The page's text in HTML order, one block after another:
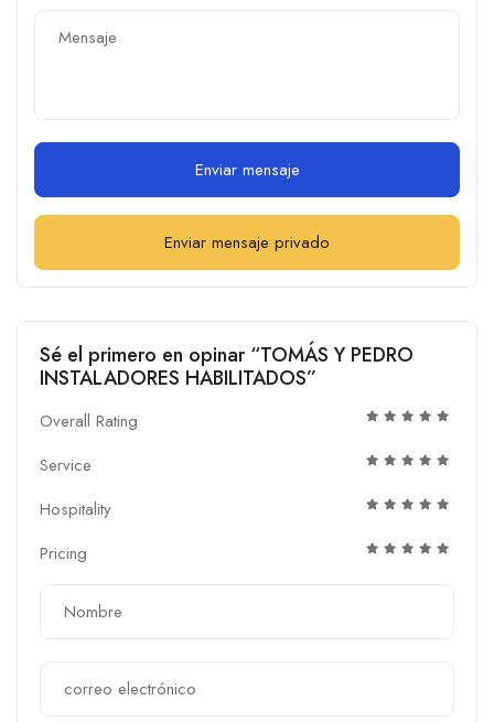
Enviar mensaje
Enviar mensaje privado
Sé el primero en opinar “TOMÁS Y PEDRO
INSTALADORES HABILITADOS”
Overall Rating
Service
Hospitality
Pricing